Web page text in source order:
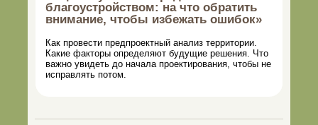
Как провести предпроектный анализ территории.
Какие факторы определяют будущие решения. Что
важно увидеть до начала проектирования, чтобы не
исправлять потом.
благоустройством: на что обратить
внимание, чтобы избежать ошибок»